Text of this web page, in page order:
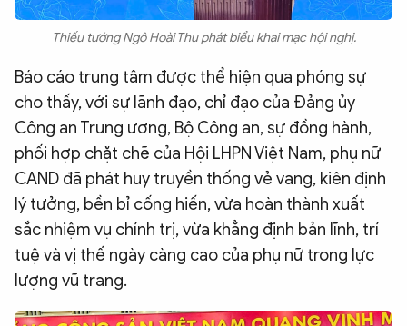
Thiếu tướng Ngô Hoài Thu phát biểu khai mạc hội nghị.
Báo cáo trung tâm được thể hiện qua phóng sự
cho thấy, với sự lãnh đạo, chỉ đạo của Đảng ủy
Công an Trung ương, Bộ Công an, sự đồng hành,
phối hợp chặt chẽ của Hội LHPN Việt Nam, phụ nữ
CAND đã phát huy truyền thống vẻ vang, kiên định
lý tưởng, bền bỉ cống hiến, vừa hoàn thành xuất
sắc nhiệm vụ chính trị, vừa khẳng định bản lĩnh, trí
tuệ và vị thế ngày càng cao của phụ nữ trong lực
lượng vũ trang.